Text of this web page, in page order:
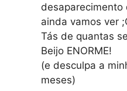
ainda vamos ver
Tás de quantas
Beijo ENORME!
(e desculpa a
meses)